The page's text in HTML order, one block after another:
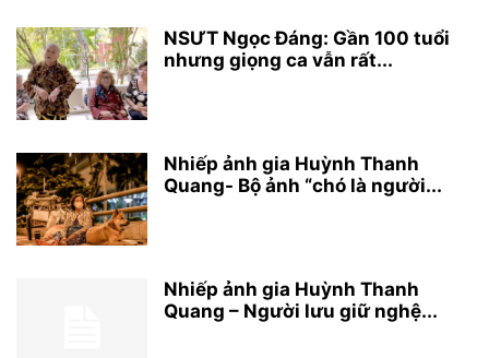
NSƯT Ngọc Đáng: Gần 100 tuổi
nhưng giọng ca vẫn rất...
Nhiếp ảnh gia Huỳnh Thanh
Quang- Bộ ảnh “chó là người...
Nhiếp ảnh gia Huỳnh Thanh
Quang – Người lưu giữ nghệ...